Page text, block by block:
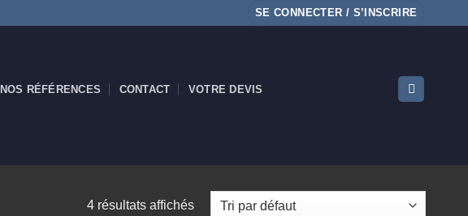
SE CONNECTER / S’INSCRIRE
NOS RÉFÉRENCES CONTACT VOTRE DEVIS
4 résultats affichés